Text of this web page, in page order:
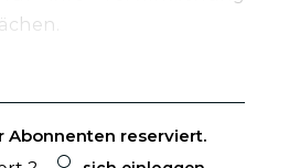
Abonnenten reserviert.